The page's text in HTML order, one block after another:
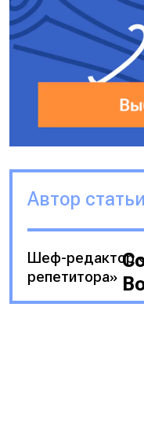
Автор статьи
Шеф-редактор
репетитора»